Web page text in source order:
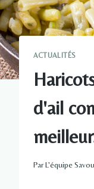
ACTUALITÉS
d'ail
ParL'équipe